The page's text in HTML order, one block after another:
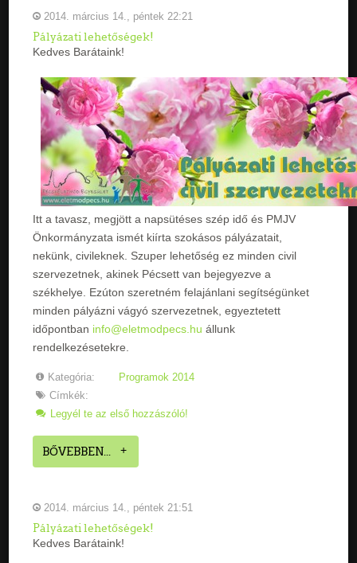
2014. március 14., péntek 22:21
Pályázati lehetőségek!
Kedves Barátaink!
Itt a tavasz, megjött a napsütéses szép idő és PMJV
Önkormányzata ismét kiírta szokásos pályázatait,
nekünk, civileknek. Szuper lehetőség ez minden civil
szervezetnek, akinek Pécsett van bejegyezve a
székhelye. Ezúton szeretném felajánlani segítségünket
minden pályázni vágyó szervezetnek, egyeztetett
időpontban info@eletmodpecs.hu állunk
rendelkezésetekre.
Kategória:
Programok 2014
Címkék:
Legyél te az első hozzászóló!
BŐVEBBEN...
2014. március 14., péntek 21:51
Pályázati lehetőségek!
Kedves Barátaink!